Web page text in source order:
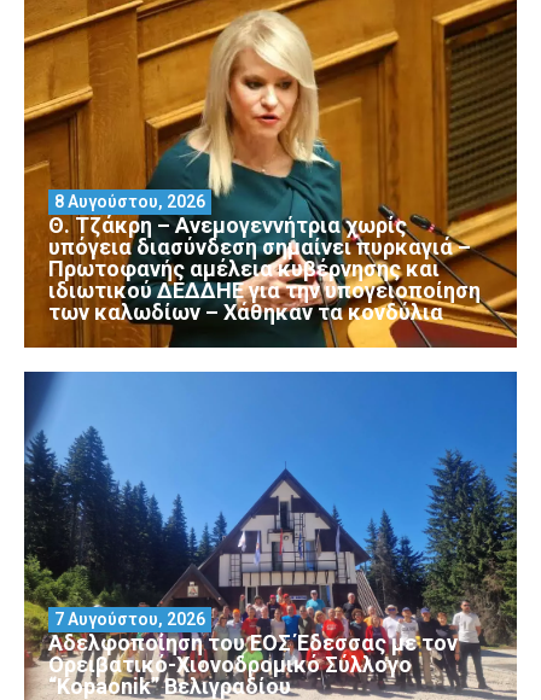
Θ. Τζάκρη – Ανεμογεννήτρια χωρίς
υπόγεια διασύνδεση σημαίνει πυρκαγιά –
Πρωτοφανής αμέλεια κυβέρνησης και
ιδιωτικού ΔΕΔΔΗΕ για την υπογειοποίηση
των καλωδίων – Χάθηκαν τα κονδύλια
8 Αυγούστου, 2026
Αδελφοποίηση του ΕΟΣ Έδεσσας με τον
Ορειβατικό-Χιονοδρομικό Σύλλογο
“Kopaonik” Βελιγραδίου
7 Αυγούστου, 2026